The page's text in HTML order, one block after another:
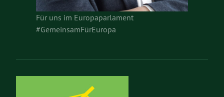
Für uns im Europaparlament
#GemeinsamFürEuropa